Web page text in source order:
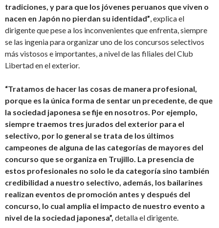
tradiciones, y para que los jóvenes peruanos que viven o
nacen en Japón no pierdan su identidad” , explica el
dirigente que pese a los inconvenientes que enfrenta, siempre
se las ingenia para organizar uno de los concursos selectivos
más vistosos e importantes, a nivel de las filiales del Club
Libertad en el exterior.
“Tratamos de hacer las cosas de manera profesional,
porque es la única forma de sentar un precedente, de que
la sociedad japonesa se fije en nosotros. Por ejemplo,
siempre traemos tres jurados del exterior para el
selectivo, por lo general se trata de los últimos
campeones de alguna de las categorías de mayores del
concurso que se organiza en Trujillo. La presencia de
estos profesionales no solo le da categoría sino también
credibilidad a nuestro selectivo, además, los bailarines
realizan eventos de promoción antes y después del
concurso, lo cual amplia el impacto de nuestro evento a
nivel de la sociedad japonesa”, detalla el dirigente.